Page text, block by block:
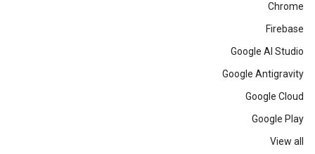
Chrome
Firebase
Google AI Studio
Google Antigravity
Google Cloud
Google Play
View all